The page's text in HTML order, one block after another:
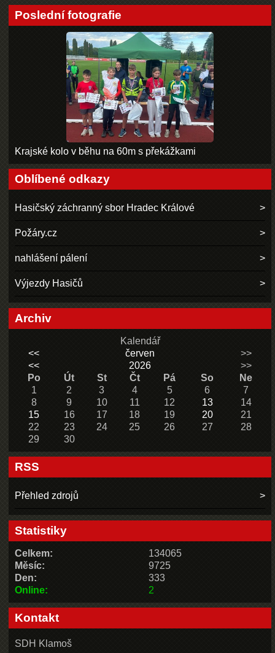
Poslední fotografie
Krajské kolo v běhu na 60m s překážkami
Oblíbené odkazy
Hasičský záchranný sbor Hradec Králové
Požáry.cz
nahlášení pálení
Výjezdy Hasičů
Archiv
Kalendář
<<
červen
>>
<<
2026
>>
Po
Út St Čt Pá So
Ne
1
2 3 4 5 6
7
8
9 10 11 12 13
14
15
16 17 18 19 20
21
22
23 24 25 26 27
28
29
30
RSS
Přehled zdrojů
Statistiky
Online: 2
Celkem:
134065
Měsíc:
9725
Den:
333
Kontakt
SDH Klamoš